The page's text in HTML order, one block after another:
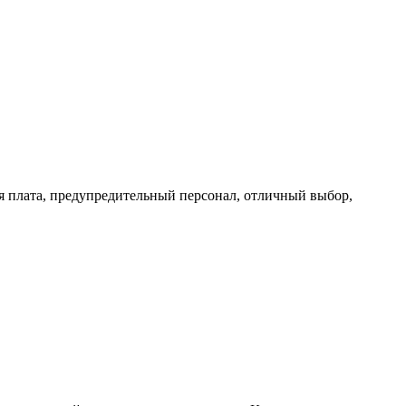
плата, предупредительный персонал, отличный выбор,